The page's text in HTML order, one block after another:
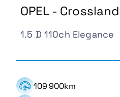
OPEL - Crossland
1.5 D 110ch Elegance
109 900km